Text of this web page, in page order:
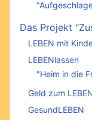
Das Projekt
LEBEN mit
LEBENlassen
"Heim in die
Geld zum
GesundLEBEN